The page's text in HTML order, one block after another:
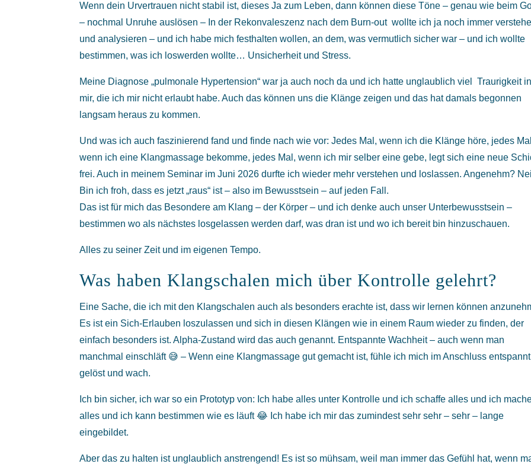
Wenn dein Urvertrauen nicht stabil ist, dieses Ja zum Leben, dann können diese Töne – genau wie beim
– nochmal Unruhe auslösen – In der Rekonvaleszenz nach dem Burn-out wollte ich ja noch immer
und analysieren – und ich habe mich festhalten wollen, an dem, was vermutlich sicher war – und ich wollte
bestimmen, was ich loswerden wollte… Unsicherheit und Stress.
Meine Diagnose „pulmonale Hypertension“ war ja auch noch da und ich hatte unglaublich viel Traurigkeit in
mir, die ich mir nicht erlaubt habe. Auch das können uns die Klänge zeigen und das hat damals begonnen
langsam heraus zu kommen.
Und was ich auch faszinierend fand und finde nach wie vor: Jedes Mal, wenn ich die Klänge höre, jedes
wenn ich eine Klangmassage bekomme, jedes Mal, wenn ich mir selber eine gebe, legt sich eine neue
frei. Auch in meinem Seminar im Juni 2026 durfte ich wieder mehr verstehen und loslassen. Angenehm?
Bin ich froh, dass es jetzt „raus“ ist – also im Bewusstsein – auf jeden Fall.
Das ist für mich das Besondere am Klang – der Körper – und ich denke auch unser Unterbewusstsein –
bestimmen wo als nächstes losgelassen werden darf, was dran ist und wo ich bereit bin hinzuschauen.
Alles zu seiner Zeit und im eigenen Tempo.
Was haben Klangschalen mich über Kontrolle gelehrt?
Eine Sache, die ich mit den Klangschalen auch als besonders erachte ist, dass wir lernen können
Es ist ein Sich-Erlauben loszulassen und sich in diesen Klängen wie in einem Raum wieder zu finden, der
einfach besonders ist. Alpha-Zustand wird das auch genannt. Entspannte Wachheit – auch wenn man
manchmal einschläft 😅 – Wenn eine Klangmassage gut gemacht ist, fühle ich mich im Anschluss
gelöst und wach.
Ich bin sicher, ich war so ein Prototyp von: Ich habe alles unter Kontrolle und ich schaffe alles und ich
alles und ich kann bestimmen wie es läuft 😂 Ich habe ich mir das zumindest sehr sehr – sehr – lange
eingebildet.
Aber das zu halten ist unglaublich anstrengend! Es ist so mühsam, weil man immer das Gefühl hat, wenn